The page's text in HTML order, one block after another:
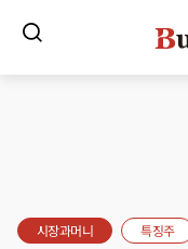
시장과머니 특징주